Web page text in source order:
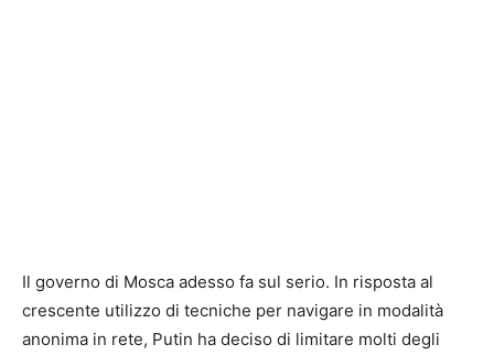
Il governo di Mosca adesso fa sul serio. In risposta al
crescente utilizzo di tecniche per navigare in modalità
anonima in rete, Putin ha deciso di limitare molti degli